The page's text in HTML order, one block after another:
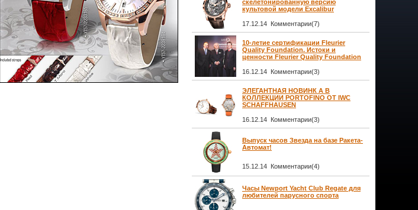
скелетонированную версию
культовой модели Excalibur
17.12.14 Комментарии(7)
10-летие сертификации Fleurier
Quality Foundation. Истоки и
ценности Fleurier Quality Foundation
16.12.14 Комментарии(3)
ЭЛЕГАНТНАЯ НОВИНК А В
КОЛЛЕКЦИИ PORTOFINO ОТ IWC
SCHAFFHAUSEN
16.12.14 Комментарии(3)
Выпуск часов Звезда на базе Ракета-
Автомат!
15.12.14 Комментарии(4)
Часы Newport Yacht Club Regate для
любителей парусного спорта